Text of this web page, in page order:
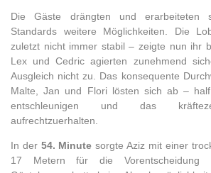
Die Gäste drängten und erarbeiteten
Standards weitere Möglichkeiten. Die
zuletzt nicht immer stabil – zeigte nun ihr
Lex und Cedric agierten zunehmend
Ausgleich nicht zu. Das konsequente
Malte, Jan und Flori lösten sich ab –
entschleunigen und das
aufrechtzuerhalten.
In der 54. Minute sorgte Aziz mit einer
17 Metern für die Vorentscheidung